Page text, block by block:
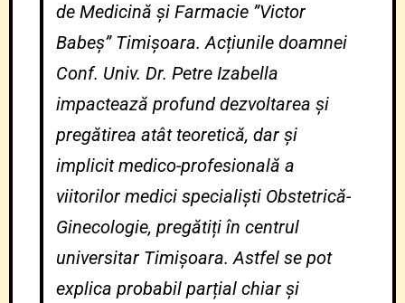
de Medicină și Farmacie ”Victor
Babeș” Timișoara. Acțiunile doamnei
Conf. Univ. Dr. Petre Izabella
impactează profund dezvoltarea și
pregătirea atât teoretică, dar și
implicit medico-profesională a
viitorilor medici specialiști Obstetrică-
Ginecologie, pregătiți în centrul
universitar Timișoara. Astfel se pot
explica probabil parțial chiar și